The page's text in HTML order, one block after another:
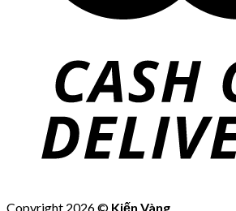
Copyright 2026 © Kiến Vàng